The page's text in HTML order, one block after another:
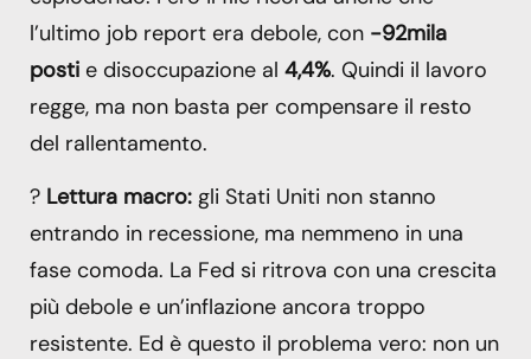
l’ultimo job report era debole, con -92mila
posti e disoccupazione al 4,4%. Quindi il lavoro
regge, ma non basta per compensare il resto
del rallentamento.
? Lettura macro: gli Stati Uniti non stanno
entrando in recessione, ma nemmeno in una
fase comoda. La Fed si ritrova con una crescita
più debole e un’inflazione ancora troppo
resistente. Ed è questo il problema vero: non un